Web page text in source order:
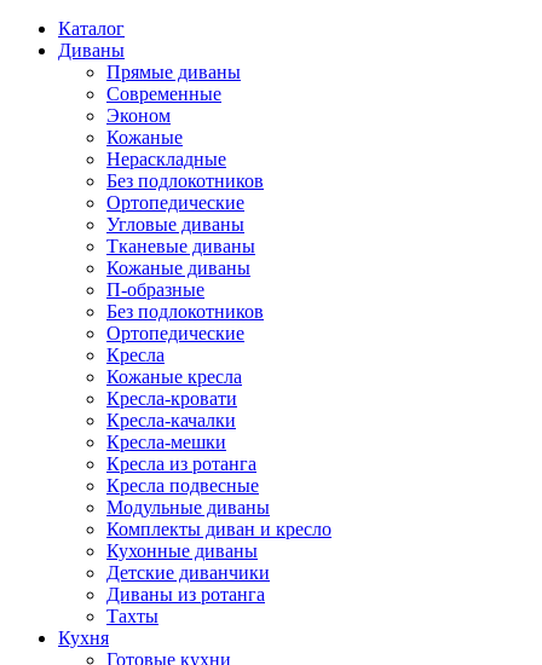
Каталог
Диваны
Прямые диваны
Современные
Эконом
Кожаные
Нераскладные
Без подлокотников
Ортопедические
Угловые диваны
Тканевые диваны
Кожаные диваны
П-образные
Без подлокотников
Ортопедические
Кресла
Кожаные кресла
Кресла-кровати
Кресла-качалки
Кресла-мешки
Кресла из ротанга
Кресла подвесные
Модульные диваны
Комплекты диван и кресло
Кухонные диваны
Детские диванчики
Диваны из ротанга
Тахты
Кухня
Готовые кухни